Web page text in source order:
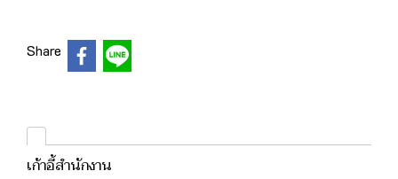
Share
เก้าอี้สำนักงาน